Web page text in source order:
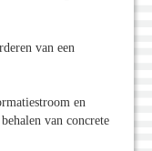
van een
en
van concrete